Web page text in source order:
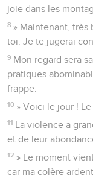
joie dans les
8 » Maintenant, très
toi. Je te jugerai
9 Mon regard sera
pratiques
frappe.
10 » Voici le jour !
11 La violence a
et de leur
12 » Le moment
car ma colère